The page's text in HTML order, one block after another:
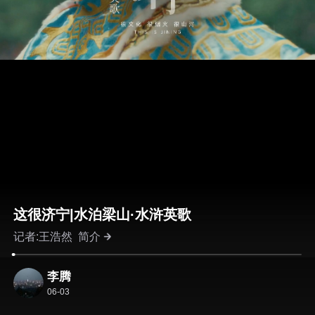
这很济宁|水泊梁山·水浒英歌
记者:王浩然简介
李腾
06-03